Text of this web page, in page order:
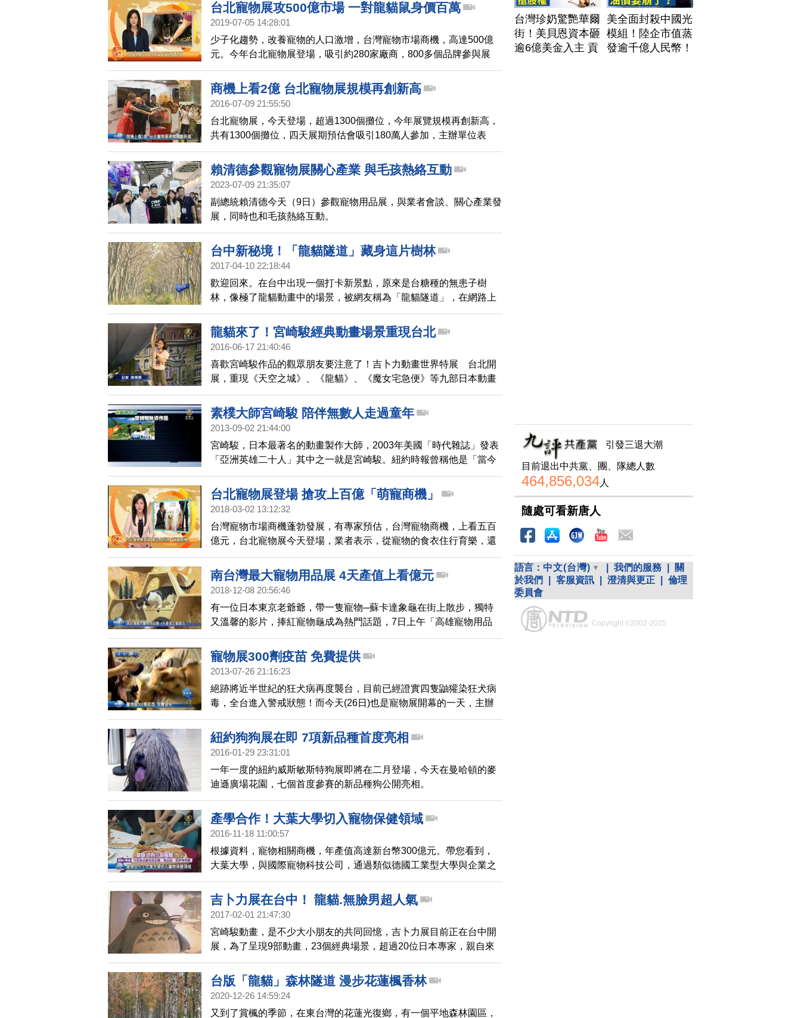
台北寵物展攻500億市場 一對龍貓鼠身價百萬
2019-07-05 14:28:01
少子化趨勢，改養寵物的人口激增，台灣寵物市場商機，高達500億
元。今年台北寵物展登場，吸引約280家廠商，800多個品牌參與展
出，展覽規模再創新高。業者也特別引進，一對身價百萬元的龍貓鼠
登場，吸引民眾目光。
商機上看2億 台北寵物展規模再創新高
2016-07-09 21:55:50
台北寵物展，今天登場，超過1300個攤位，今年展覽規模再創新高，
共有1300個攤位，四天展期預估會吸引180萬人參加，主辦單位表
示，商機上看兩億元 。
賴清德參觀寵物展關心產業 與毛孩熱絡互動
2023-07-09 21:35:07
副總統賴清德今天（9日）參觀寵物用品展，與業者會談、關心產業發
展，同時也和毛孩熱絡互動。
台中新秘境！「龍貓隧道」藏身這片樹林
2017-04-10 22:18:44
歡迎回來。在台中出現一個打卡新景點，原來是台糖種的無患子樹
林，像極了龍貓動畫中的場景，被網友稱為「龍貓隧道」，在網路上
瞬間爆紅
龍貓來了！宮崎駿經典動畫場景重現台北
2016-06-17 21:40:46
喜歡宮崎駿作品的觀眾朋友要注意了！吉卜力動畫世界特展 台北開
展，重現《天空之城》、《龍貓》、《魔女宅急便》等九部日本動畫
的經典場景，展覽規模，堪稱亞洲最大。
素樸大師宮崎駿 陪伴無數人走過童年
2013-09-02 21:44:00
宮崎駿，日本最著名的動畫製作大師，2003年美國「時代雜誌」發表
「亞洲英雄二十人」其中之一就是宮崎駿。紐約時報曾稱他是「當今
最偉大的動畫電影人」，他的作品主題常是反戰、環保，指責科技的
自大、政治野心和人性貪婪，其「宮崎駿風格」早已深植人心。
台北寵物展登場 搶攻上百億「萌寵商機」
2018-03-02 13:12:32
台灣寵物市場商機蓬勃發展，有專家預估，台灣寵物商機，上看五百
億元，台北寵物展今天登場，業者表示，從寵物的食衣住行育樂，還
有醫療服務等項目，商機，持續成長。
南台灣最大寵物用品展 4天產值上看億元
2018-12-08 20:56:46
有一位日本東京老爺爺，帶一隻寵物─蘇卡達象龜在街上散步，獨特
又溫馨的影片，捧紅寵物龜成為熱門話題，7日上午「高雄寵物用品
展」在高雄展覽館登場，共有450個攤位搶攻毛孩子市場，產值上看
億元，其中寵物龜的詢問度超高，帶您去逛逛。
寵物展300劑疫苗 免費提供
2013-07-26 21:16:23
絕跡將近半世紀的狂犬病再度襲台，目前已經證實四隻鼬獾染狂犬病
毒，全台進入警戒狀態！而今天(26日)也是寵物展開幕的一天，主辦
單位連續四天，提供300劑免費狂犬病疫苗，不少狗主人一早就來排
隊，就希望幫狗寶貝，提前預防。
紐約狗狗展在即 7項新品種首度亮相
2016-01-29 23:31:01
一年一度的紐約威斯敏斯特狗展即將在二月登場，今天在曼哈頓的麥
迪遜廣場花園，七個首度參賽的新品種狗公開亮相。
產學合作！大葉大學切入寵物保健領域
2016-11-18 11:00:57
根據資料，寵物相關商機，年產值高達新台幣300億元。帶您看到，
大葉大學，與國際寵物科技公司，通過類似德國工業型大學與企業之
間的關係，產學合作，以原住民傳統作物「紅藜」，成功切入高附加
價值的保健食品領域。
吉卜力展在台中！ 龍貓.無臉男超人氣
2017-02-01 21:47:30
宮崎駿動畫，是不少大小朋友的共同回憶，吉卜力展目前正在台中開
展，為了呈現9部動畫，23個經典場景，超過20位日本專家，親自來
台佈置，還原動畫真實感受。
台版「龍貓」森林隧道 漫步花蓮楓香林
2020-12-26 14:59:24
又到了賞楓的季節，在東台灣的花蓮光復鄉，有一個平地森林園區，
台灣珍奶驚艷華爾
街！美貝恩資本砸
逾6億美金入主 貢
美全面封殺中國光
模組！陸企市值蒸
發逾千億人民幣！
引發三退大潮
目前退出中共黨、團、隊總人數
464,856,034人
隨處可看新唐人
語言： 中文(台灣) 我們的服務
關
於我們
客服資訊 澄清與更正
倫理
委員會
Copyright ©2002-2025